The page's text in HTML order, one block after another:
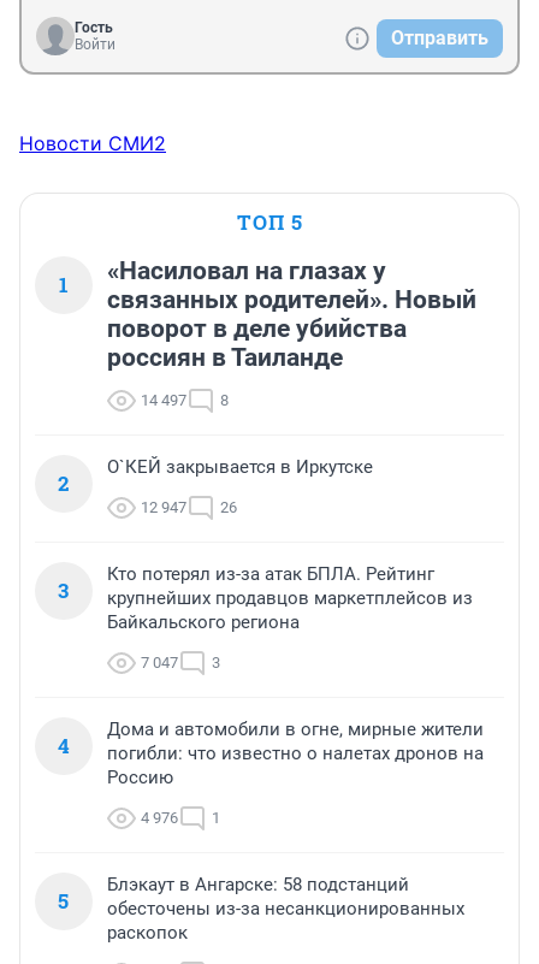
Гость
Войти
Отправить
Новости СМИ2
ТОП 5
1
«Насиловал на глазах у
связанных родителей». Новый
поворот в деле убийства
россиян в Таиланде
14 497 8
2
О`КЕЙ закрывается в Иркутске
12 947 26
3
Кто потерял из-за атак БПЛА. Рейтинг
крупнейших продавцов маркетплейсов из
Байкальского региона
7 047 3
4
Дома и автомобили в огне, мирные жители
погибли: что известно о налетах дронов на
Россию
4 976 1
5
Блэкаут в Ангарске: 58 подстанций
обесточены из-за несанкционированных
раскопок